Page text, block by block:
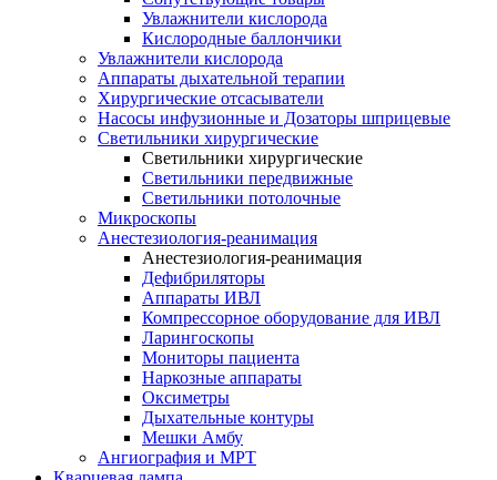
Увлажнители кислорода
Кислородные баллончики
Увлажнители кислорода
Аппараты дыхательной терапии
Хирургические отсасыватели
Насосы инфузионные и Дозаторы шприцевые
Светильники хирургические
Светильники хирургические
Светильники передвижные
Светильники потолочные
Микроскопы
Анестезиология-реанимация
Анестезиология-реанимация
Дефибриляторы
Аппараты ИВЛ
Компрессорное оборудование для ИВЛ
Ларингоскопы
Мониторы пациента
Наркозные аппараты
Оксиметры
Дыхательные контуры
Мешки Амбу
Ангиография и МРТ